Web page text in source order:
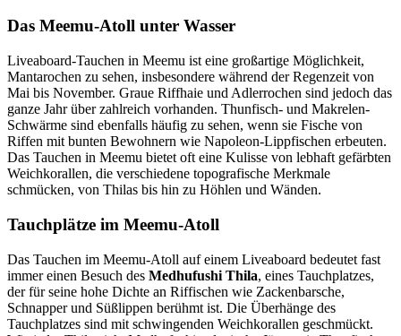
Das Meemu-Atoll unter Wasser
Liveaboard-Tauchen in Meemu ist eine großartige Möglichkeit,
Mantarochen zu sehen, insbesondere während der Regenzeit von
Mai bis November. Graue Riffhaie und Adlerrochen sind jedoch das
ganze Jahr über zahlreich vorhanden. Thunfisch- und Makrelen-
Schwärme sind ebenfalls häufig zu sehen, wenn sie Fische von
Riffen mit bunten Bewohnern wie Napoleon-Lippfischen erbeuten.
Das Tauchen in Meemu bietet oft eine Kulisse von lebhaft gefärbten
Weichkorallen, die verschiedene topografische Merkmale
schmücken, von Thilas bis hin zu Höhlen und Wänden.
Tauchplätze im Meemu-Atoll
Das Tauchen im Meemu-Atoll auf einem Liveaboard bedeutet fast
immer einen Besuch des Medhufushi Thila, eines Tauchplatzes,
der für seine hohe Dichte an Riffischen wie Zackenbarsche,
Schnapper und Süßlippen berühmt ist. Die Überhänge des
Tauchplatzes sind mit schwingenden Weichkorallen geschmückt.